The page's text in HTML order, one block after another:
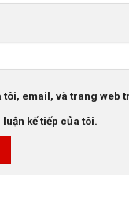
tôi, email, và trang web
kế tiếp của tôi.